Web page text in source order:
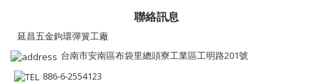
聯絡訊息
延昌五金鉤環彈簧工廠
台南市安南區布袋里總頭寮工業區工明路201號
886-6-2554123